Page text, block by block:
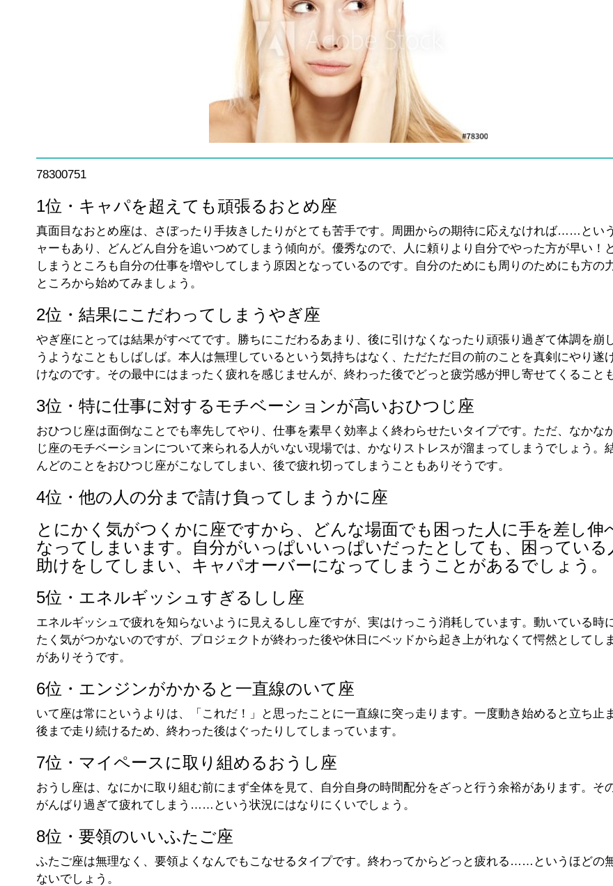
78300751
1位・キャパを超えても頑張るおとめ座
真面目なおとめ座は、さぼったり手抜きしたりがとても苦手です。周囲からの期待に応えなければ……とい
ャーもあり、どんどん自分を追いつめてしまう傾向が。優秀なので、人に頼りより自分でやった方が早い！
しまうところも自分の仕事を増やしてしまう原因となっているのです。自分のためにも周りのためにも方の
ところから始めてみましょう。
2位・結果にこだわってしまうやぎ座
やぎ座にとっては結果がすべてです。勝ちにこだわるあまり、後に引けなくなったり頑張り過ぎて体調を崩
うようなこともしばしば。本人は無理しているという気持ちはなく、ただただ目の前のことを真剣にやり遂
けなのです。その最中にはまったく疲れを感じませんが、終わった後でどっと疲労感が押し寄せてくることも
3位・特に仕事に対するモチベーションが高いおひつじ座
おひつじ座は面倒なことでも率先してやり、仕事を素早く効率よく終わらせたいタイプです。ただ、なかな
じ座のモチベーションについて来られる人がいない現場では、かなりストレスが溜まってしまうでしょう。
んどのことをおひつじ座がこなしてしまい、後で疲れ切ってしまうこともありそうです。
4位・他の人の分まで請け負ってしまうかに座
とにかく気がつくかに座ですから、どんな場面でも困った人に手を差し伸
なってしまいます。自分がいっぱいいっぱいだったとしても、困っている
助けをしてしまい、キャパオーバーになってしまうことがあるでしょう。
5位・エネルギッシュすぎるしし座
エネルギッシュで疲れを知らないように見えるしし座ですが、実はけっこう消耗しています。動いている時
たく気がつかないのですが、プロジェクトが終わった後や休日にベッドから起き上がれなくて愕然としてし
がありそうです。
6位・エンジンがかかると一直線のいて座
いて座は常にというよりは、「これだ！」と思ったことに一直線に突っ走ります。一度動き始めると立ち止
後まで走り続けるため、終わった後はぐったりしてしまっています。
7位・マイペースに取り組めるおうし座
おうし座は、なにかに取り組む前にまず全体を見て、自分自身の時間配分をざっと行う余裕があります。そ
がんばり過ぎて疲れてしまう……という状況にはなりにくいでしょう。
8位・要領のいいふたご座
ふたご座は無理なく、要領よくなんでもこなせるタイプです。終わってからどっと疲れる……というほどの
ないでしょう。